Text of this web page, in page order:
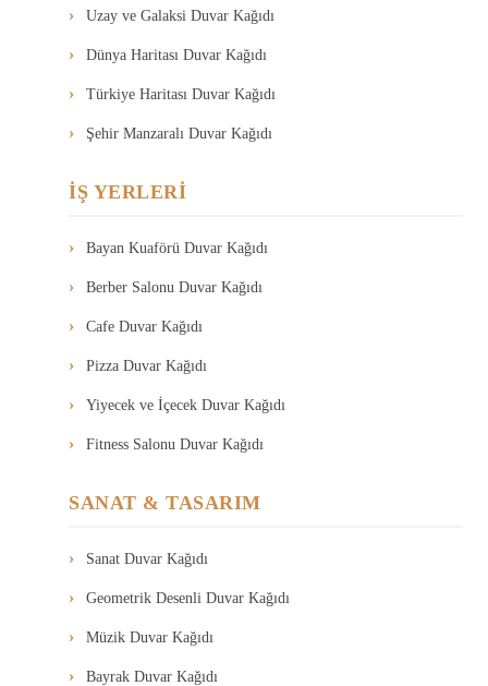
Uzay ve Galaksi Duvar Kağıdı
Dünya Haritası Duvar Kağıdı
Türkiye Haritası Duvar Kağıdı
Şehir Manzaralı Duvar Kağıdı
İŞ YERLERİ
Bayan Kuaförü Duvar Kağıdı
Berber Salonu Duvar Kağıdı
Cafe Duvar Kağıdı
Pizza Duvar Kağıdı
Yiyecek ve İçecek Duvar Kağıdı
Fitness Salonu Duvar Kağıdı
SANAT & TASARIM
Sanat Duvar Kağıdı
Geometrik Desenli Duvar Kağıdı
Müzik Duvar Kağıdı
Bayrak Duvar Kağıdı